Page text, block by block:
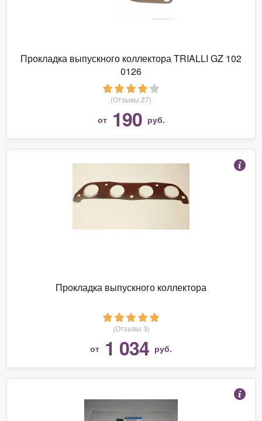
Прокладка выпускного коллектора TRIALLI GZ 102
0126
(Отзывы 27)
от 190 руб.
Прокладка выпускного коллектора
(Отзывы 3)
от 1 034 руб.